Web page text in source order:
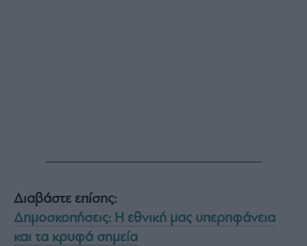
Διαβάστε επίσης:
Δημοσκοπήσεις: Η εθνική μας υπερηφάνεια
και τα κρυφά σημεία